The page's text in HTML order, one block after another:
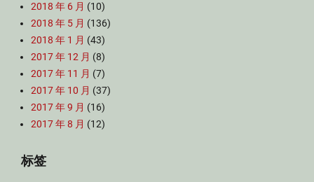
2018 年 6 月 (10)
2018 年 5 月 (136)
2018 年 1 月 (43)
2017 年 12 月 (8)
2017 年 11 月 (7)
2017 年 10 月 (37)
2017 年 9 月 (16)
2017 年 8 月 (12)
标签